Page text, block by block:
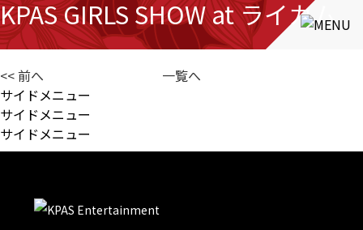
KPAS GIRLS SHOW at ライカム
<< 前へ
一覧へ
サイドメニュー
サイドメニュー
サイドメニュー